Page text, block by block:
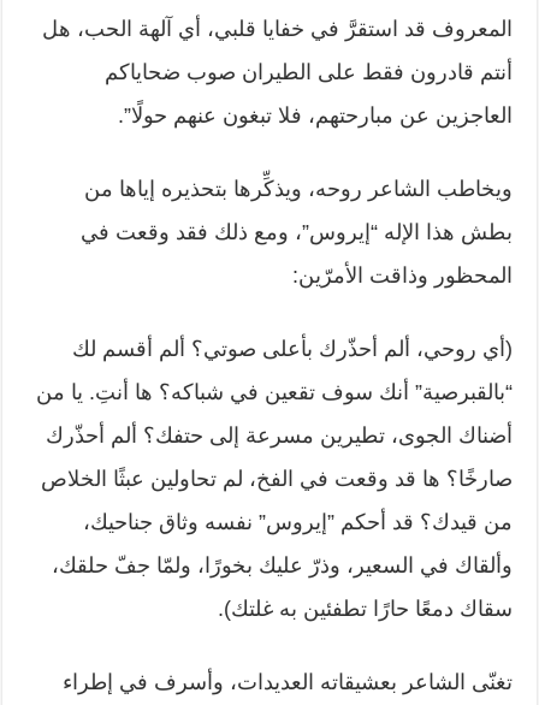
‏المعروف قد استقرَّ في خفايا قلبي، أي آلهة الحب، هل
أنتم قادرون فقط على الطيران ‏صوب ضحاياكم
العاجزين عن مبارحتهم، فلا تبغون عنهم حولًا”.‏
ويخاطب الشاعر روحه، ويذكِّرها بتحذيره إياها من
بطش هذا الإله “إيروس”، ومع ‏ذلك فقد وقعت في
المحظور وذاقت الأمرّين:‏
‏(أي روحي، ألم أحذّرك بأعلى صوتي؟ ألم أقسم لك
“بالقبرصية” أنك سوف تقعين في ‏شباكه؟ ها أنتِ. يا من
أضناك الجوى، تطيرين مسرعة إلى حتفك؟ ألم أحذّرك
‏صارخًا؟ ها قد وقعت في الفخ، لم تحاولين عبثًا الخلاص
من قيدك؟ قد أحكم ‏‏”إيروس” نفسه وثاق جناحيك،
وألقاك في السعير، وذرّ عليك بخورًا، ولمّا جفّ ‏حلقك،
سقاك دمعًا حارًا تطفئين به غلتك).‏
تغنّى الشاعر بعشيقاته العديدات، وأسرف في إطراء